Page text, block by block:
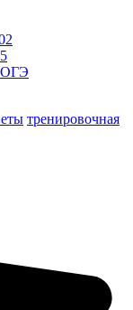
ОГЭ
тренировочная